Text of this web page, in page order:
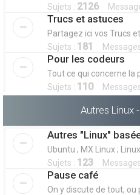
Sujets : 2126
Trucs et astuces
Partagez ici vos Trucs
Sujets : 181
Pour les codeurs
Tout ce qui concerne la
Sujets : 110
Autres Linux
Autres "Linux"
Ubuntu ; MX Linux ;
Sujets : 123
Pause café
On y discute de tout, ou